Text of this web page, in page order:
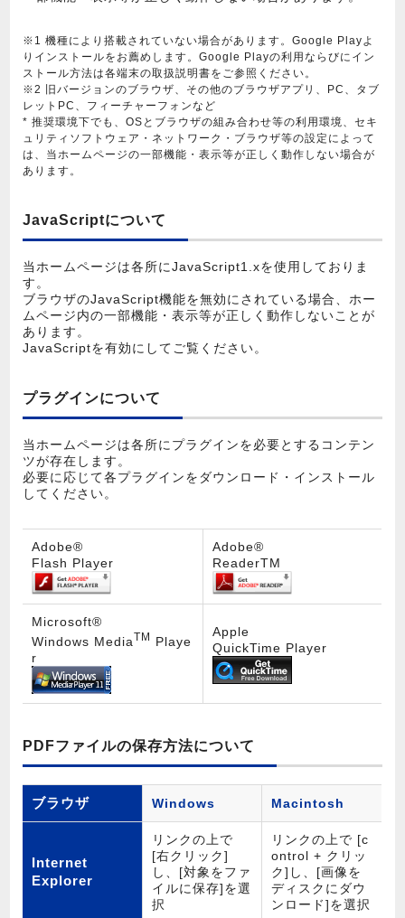
※1 機種により搭載されていない場合があります。Google Playよ
りインストールをお薦めします。Google Playの利用ならびにイン
ストール方法は各端末の取扱説明書をご参照ください。
※2 旧バージョンのブラウザ、その他のブラウザアプリ、PC、タブ
レットPC、フィーチャーフォンなど
* 推奨環境下でも、OSとブラウザの組み合わせ等の利用環境、セキ
ュリティソフトウェア・ネットワーク・ブラウザ等の設定によって
は、当ホームページの一部機能・表示等が正しく動作しない場合が
あります。
JavaScriptについて
当ホームページは各所にJavaScript1.xを使用しておりま
す。
ブラウザのJavaScript機能を無効にされている場合、ホー
ムページ内の一部機能・表示等が正しく動作しないことが
あります。
JavaScriptを有効にしてご覧ください。
プラグインについて
当ホームページは各所にプラグインを必要とするコンテン
ツが存在します。
必要に応じて各プラグインをダウンロード・インストール
してください。
Adobe®
Flash Player
Adobe®
ReaderTM
Microsoft®
Windows MediaTM
Playe
r
Apple
QuickTime Player
PDFファイルの保存方法について
ブラウザ Windows Macintosh
Internet
Explorer
リンクの上で
[右クリック]
し、[対象をファ
イルに保存]を選
択
リンクの上で [c
ontrol + クリッ
ク]し、[画像を
ディスクにダウ
ンロード]を選択